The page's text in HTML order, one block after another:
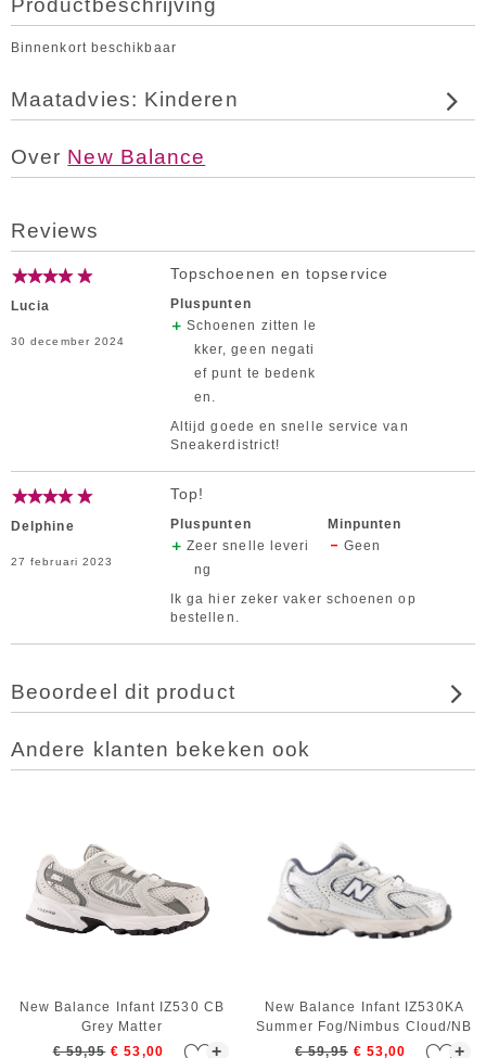
Productbeschrijving
Binnenkort beschikbaar
Maatadvies: Kinderen
Over New Balance
Reviews
Lucia
30 december 2024
Topschoenen en topservice
Pluspunten
Schoenen zitten le
kker, geen negati
ef punt te bedenk
en.
Altijd goede en snelle service van
Sneakerdistrict!
Delphine
27 februari 2023
Top!
Pluspunten
Zeer snelle leveri
ng
Minpunten
Geen
Ik ga hier zeker vaker schoenen op
bestellen.
Beoordeel dit product
Andere klanten bekeken ook
+
New Balance Infant IZ530 CB
Grey Matter
€ 59,95 € 53,00 +
New Balance Infant IZ530KA
Summer Fog/Nimbus Cloud/NB
Navy/Moonbeam
€ 59,95 € 53,00